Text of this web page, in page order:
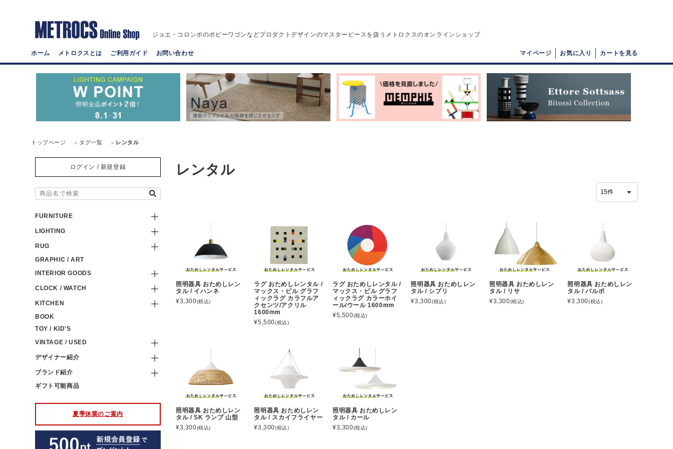
ジョエ・コロンボのボビーワゴンなどプロダクトデザインのマスターピースを扱うメトロクスのオンラインショップ
ホーム メトロクスとは ご利用ガイド お問い合わせ マイページ お気に入り カートを見る
トップページ タグ一覧 レンタル
ログイン / 新規登録
FURNITURE
LIGHTING
RUG
GRAPHIC / ART
INTERIOR GOODS
CLOCK / WATCH
KITCHEN
BOOK
TOY / KID'S
VINTAGE / USED
デザイナー紹介
ブランド紹介
ギフト可能商品
夏季休業のご案内
レンタル
照明器具 おためしレン
タル / イハンネ
¥3,300(税込)
ラグ おためしレンタル /
マックス・ビル グラフ
ィックラグ カラフルア
クセンツ/アクリル
1600mm
¥5,500(税込)
ラグ おためしレンタル /
マックス・ビル グラフ
ィックラグ カラーホイ
ール/ウール 1600mm
¥5,500(税込)
照明器具 おためしレン
タル / シプリ
¥3,300(税込)
照明器具 おためしレン
タル / リサ
¥3,300(税込)
照明器具 おためしレン
タル / バルボ
¥3,300(税込)
照明器具 おためしレン
タル / SK ランプ 山型
¥3,300(税込)
照明器具 おためしレン
タル / スカイフライヤー
¥3,300(税込)
照明器具 おためしレン
タル / カール
¥3,300(税込)